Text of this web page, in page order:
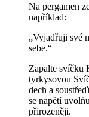
Na pergamen
například:
„Vyjadřuji své
sebe.“
Zapalte svíčku
tyrkysovou
dech a
se napětí
přirozeněji.